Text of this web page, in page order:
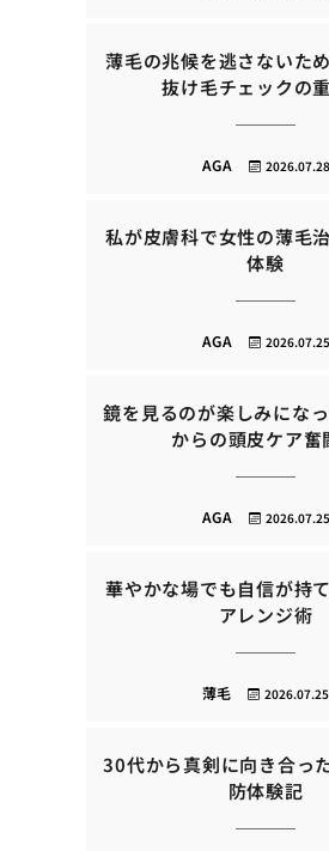
薄毛の兆候を逃さないた
抜け毛チェックの
2026.07.28
AGA
私が皮膚科で女性の薄毛
体験
2026.07.25
AGA
鏡を見るのが楽しみにな
からの頭皮ケア奮
2026.07.25
AGA
華やかな場でも自信が持
アレンジ術
2026.07.25
薄毛
30代から真剣に向き合っ
防体験記